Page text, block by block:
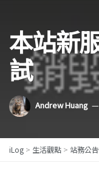
本站新
試
Andrew Huang
iLog > 生活觀點 > 站務公告